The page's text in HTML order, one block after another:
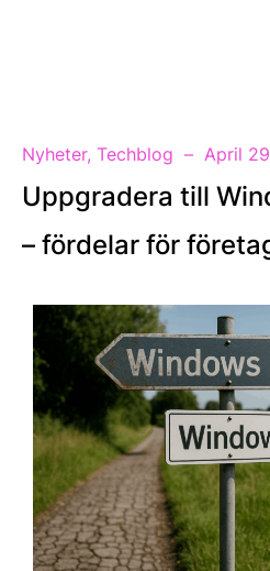
Nyheter, Techblog April
Uppgradera till
– fördelar för